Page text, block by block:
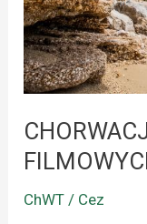
ChWT / Cez